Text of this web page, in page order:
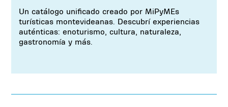
Un catálogo unificado creado por MiPyMEs
turísticas montevideanas. Descubrí experiencias
auténticas: enoturismo, cultura, naturaleza,
gastronomía y más.